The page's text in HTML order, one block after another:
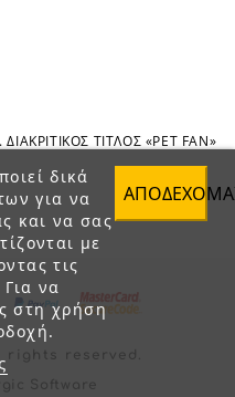
δικά
για να
και να σας
με
τις
να
στη χρήση
ΤΙΤΛΟΣ «PET FAN»
rights reserved.
Software